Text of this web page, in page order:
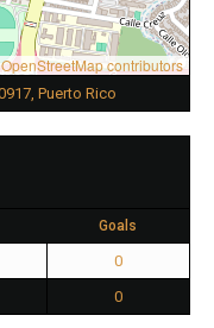
OpenStreetMapcontributors
Puerto Rico
Goals
0
0